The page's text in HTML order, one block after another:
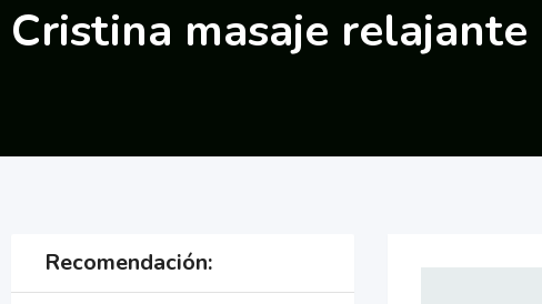
Cristina masaje relajante
Recomendación: